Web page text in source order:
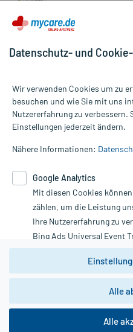
Alle Preise gelten inkl. MwSt.,
Informationen auf dieser
die Untersuchung und
Therapien eingeleitet werden
Google Analytics. Lesen Sie
unserer Datenschutzerklärung.
nutzen Sie das Formular:
Vertrag widerrufen
*Hinweise zu unseren Aktionen
Datenschutz- und
Wir verwenden Cookies um zu
besuchen und wie Sie mit uns
Nutzererfahrung zu verbessern.
Einstellungen jederzeit ändern.
Nähere Informationen:
Google Analytics
Mit diesen Cookies
zählen, um die Leistung
Ihre Nutzererfahrung zu
Bing Ads Universal Event
Youtube-Social Plugin).
Wir weisen darauf hin,
zwingend den
DSGVO genügen und
Daten dort verarbeitet
Alle
Alle